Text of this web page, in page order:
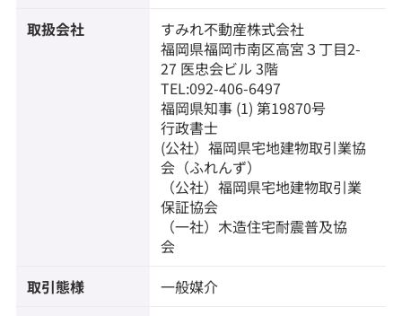
取扱会社
すみれ不動産株式会社
福岡県福岡市南区高宮３丁目2-
27 医忠会ビル 3階
TEL:092-406-6497
福岡県知事 (1) 第19870号
行政書士
(公社）福岡県宅地建物取引業協
会（ふれんず）
（公社）福岡県宅地建物取引業
保証協会
（一社）木造住宅耐震普及協
会
取引態様 一般媒介